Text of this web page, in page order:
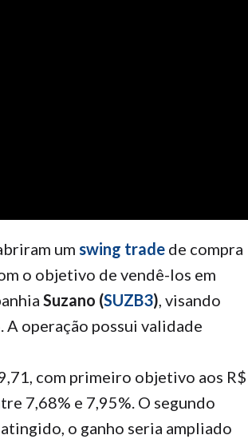
um swing tradede compra
o objetivo de vendê-los em
Suzano (SUZB3), visando
operação possui validade
com primeiro objetivo aos R$
7,68% e 7,95%. O segundo
o ganho seria ampliado